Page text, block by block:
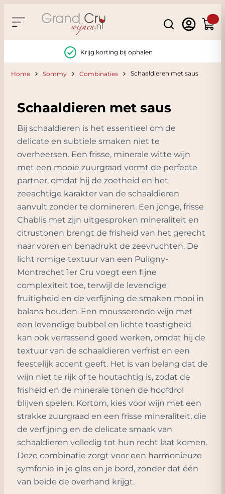
Search
Krijg korting bij ophalen
Home Sommy Combinaties Schaaldieren met saus
Schaaldieren met saus
Bij schaaldieren is het essentieel om de
delicate en subtiele smaken niet te
overheersen. Een frisse, minerale witte wijn
met een mooie zuurgraad vormt de perfecte
partner, omdat hij de zoetheid en het
zeeachtige karakter van de schaaldieren
aanvult zonder te domineren. Een jonge, frisse
Chablis met zijn uitgesproken mineraliteit en
citrustonen brengt de frisheid van het gerecht
naar voren en benadrukt de zeevruchten. De
licht romige textuur van een Puligny-
Montrachet 1er Cru voegt een fijne
complexiteit toe, terwijl de levendige
fruitigheid en de verfijning de smaken mooi in
balans houden. Een mousserende wijn met
een levendige bubbel en lichte toastigheid
kan ook verrassend goed werken, omdat hij de
textuur van de schaaldieren verfrist en een
feestelijk accent geeft. Het is van belang dat de
wijn niet te rijk of te houtachtig is, zodat de
frisheid en de minerale tonen de hoofdrol
blijven spelen. Kortom, kies voor wijn met een
strakke zuurgraad en een frisse mineraliteit, die
de verfijning en de delicate smaak van
schaaldieren volledig tot hun recht laat komen.
Deze combinatie zorgt voor een harmonieuze
symfonie in je glas en je bord, zonder dat één
van beide de overhand krijgt.